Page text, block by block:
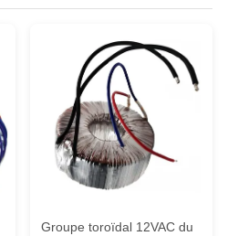
Groupe toroïdal 12VAC du